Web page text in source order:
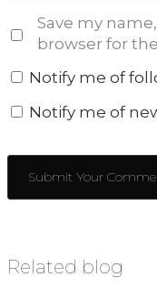
Save my
browser for
Notify me of
Notify me of
Related blog